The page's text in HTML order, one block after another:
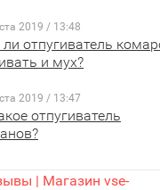
2019 / 13:48
ли отпугиватель
и мух?
2019 / 13:47
отпугиватель
| Магазин vse-